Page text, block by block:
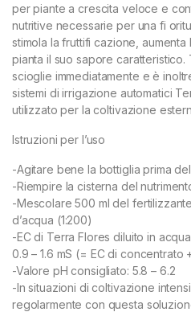
per piante a crescita veloce e
nutritive necessarie per una fi
stimola la fruttifi cazione,
pianta il suo sapore
scioglie immediatamente e è
sistemi di irrigazione automatici
utilizzato per la coltivazione
Istruzioni per l’uso
-Agitare bene la bottiglia prima
-Riempire la cisterna del
-Mescolare 500 ml del
d’acqua (1:200)
-EC di Terra Flores diluito in
0.9 – 1.6 mS (= EC di concentrato
-Valore pH consigliato: 5.8 – 6.2
-In situazioni di coltivazione
regolarmente con questa